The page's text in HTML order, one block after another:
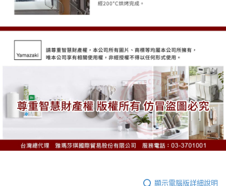
顯示電腦版詳細說明